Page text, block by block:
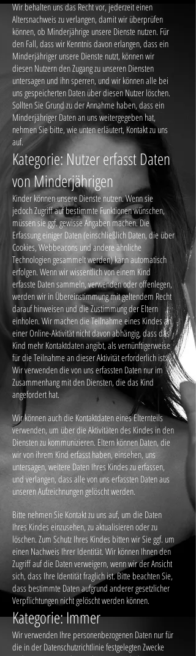
Wir behalten uns das Recht vor, jederzeit einen
Altersnachweis zu verlangen, damit wir überprüfen
können, ob Minderjährige unsere Dienste nutzen. Für
den Fall, dass wir Kenntnis davon erlangen, dass ein
Minderjähriger unsere Dienste nutzt, können wir
diesen Nutzern den Zugang zu unseren Diensten
untersagen und ihn sperren, und wir können alle bei
uns gespeicherten Daten über diesen Nutzer löschen.
Sollten Sie Grund zu der Annahme haben, dass ein
Minderjähriger Daten an uns weitergegeben hat,
nehmen Sie bitte, wie unten erläutert, Kontakt zu uns
auf.
Kategorie: Nutzer erfasst Daten
von Minderjährigen
Kinder können unsere Dienste nutzen. Wenn sie
jedoch Zugriff auf bestimmte Funktionen wünschen,
müssen sie ggf. gewisse Angaben machen. Die
Erfassung einiger Daten (einschließlich Daten, die über
Cookies, Webbeacons und andere ähnliche
Technologien gesammelt werden) kann automatisch
erfolgen. Wenn wir wissentlich von einem Kind
erfasste Daten sammeln, verwenden oder offenlegen,
werden wir in Übereinstimmung mit geltendem Recht
darauf hinweisen und die Zustimmung der Eltern
einholen. Wir machen die Teilnahme eines Kindes an
einer Online-Aktivität nicht davon abhängig, dass das
Kind mehr Kontaktdaten angibt, als vernünftigerweise
für die Teilnahme an dieser Aktivität erforderlich ist.
Wir verwenden die von uns erfassten Daten nur im
Zusammenhang mit den Diensten, die das Kind
angefordert hat.
Wir können auch die Kontaktdaten eines Elternteils
verwenden, um über die Aktivitäten des Kindes in den
Diensten zu kommunizieren. Eltern können Daten, die
wir von ihrem Kind erfasst haben, einsehen, uns
untersagen, weitere Daten Ihres Kindes zu erfassen,
und verlangen, dass alle von uns erfassten Daten aus
unseren Aufzeichnungen gelöscht werden.
Bitte nehmen Sie Kontakt zu uns auf, um die Daten
Ihres Kindes einzusehen, zu aktualisieren oder zu
löschen. Zum Schutz Ihres Kindes bitten wir Sie ggf. um
einen Nachweis Ihrer Identität. Wir können Ihnen den
Zugriff auf die Daten verweigern, wenn wir der Ansicht
sich, dass Ihre Identität fraglich ist. Bitte beachten Sie,
dass bestimmte Daten aufgrund anderer gesetzlicher
Verpflichtungen nicht gelöscht werden können.
Kategorie: Immer
Wir verwenden Ihre personenbezogenen Daten nur für
die in der Datenschutzrichtlinie festgelegten Zwecke